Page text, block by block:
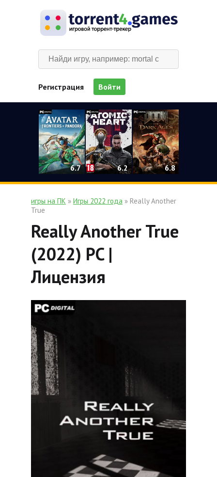
Регистрация Войти
6.7 6.2 6.8
игры на ПК » Игры 2022 года » Really Another
True
Really Another True
(2022) PC |
Лицензия